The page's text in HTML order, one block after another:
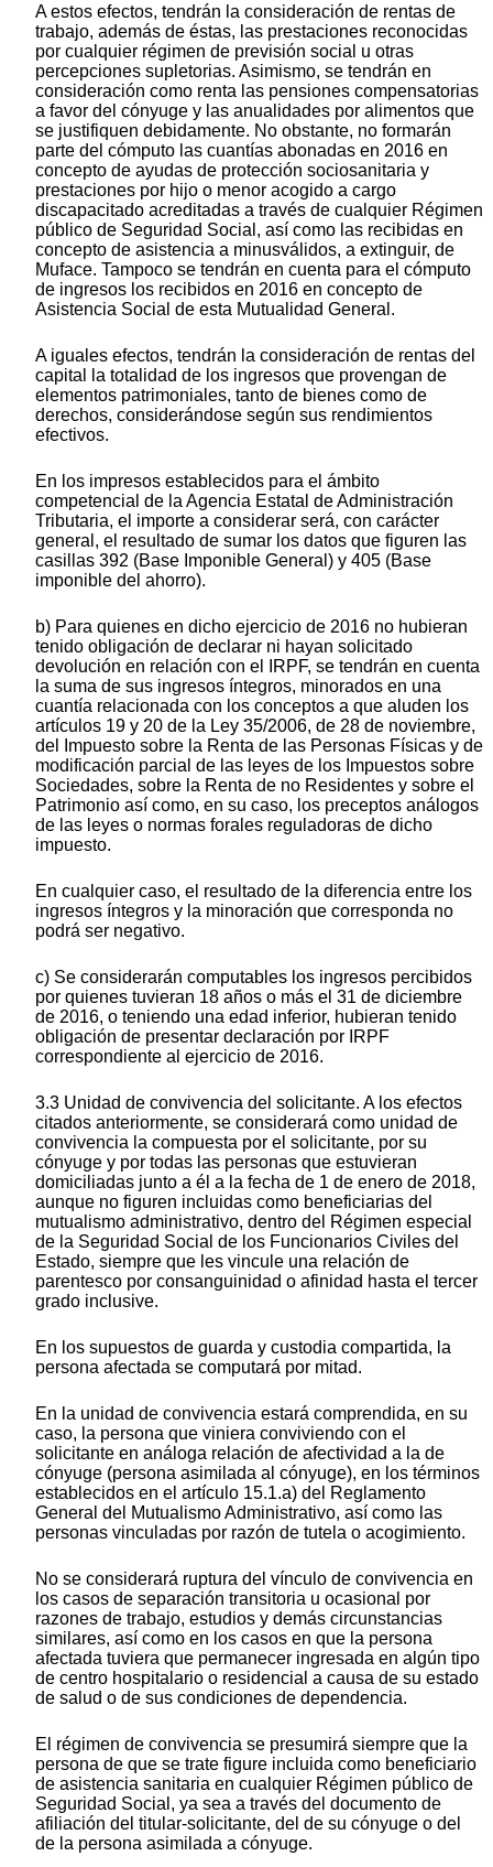
A estos efectos, tendrán la consideración de rentas de
trabajo, además de éstas, las prestaciones reconocidas
por cualquier régimen de previsión social u otras
percepciones supletorias. Asimismo, se tendrán en
consideración como renta las pensiones compensatorias
a favor del cónyuge y las anualidades por alimentos que
se justifiquen debidamente. No obstante, no formarán
parte del cómputo las cuantías abonadas en 2016 en
concepto de ayudas de protección sociosanitaria y
prestaciones por hijo o menor acogido a cargo
discapacitado acreditadas a través de cualquier Régimen
público de Seguridad Social, así como las recibidas en
concepto de asistencia a minusválidos, a extinguir, de
Muface. Tampoco se tendrán en cuenta para el cómputo
de ingresos los recibidos en 2016 en concepto de
Asistencia Social de esta Mutualidad General.
A iguales efectos, tendrán la consideración de rentas del
capital la totalidad de los ingresos que provengan de
elementos patrimoniales, tanto de bienes como de
derechos, considerándose según sus rendimientos
efectivos.
En los impresos establecidos para el ámbito
competencial de la Agencia Estatal de Administración
Tributaria, el importe a considerar será, con carácter
general, el resultado de sumar los datos que figuren las
casillas 392 (Base Imponible General) y 405 (Base
imponible del ahorro).
b) Para quienes en dicho ejercicio de 2016 no hubieran
tenido obligación de declarar ni hayan solicitado
devolución en relación con el IRPF, se tendrán en cuenta
la suma de sus ingresos íntegros, minorados en una
cuantía relacionada con los conceptos a que aluden los
artículos 19 y 20 de la Ley 35/2006, de 28 de noviembre,
del Impuesto sobre la Renta de las Personas Físicas y de
modificación parcial de las leyes de los Impuestos sobre
Sociedades, sobre la Renta de no Residentes y sobre el
Patrimonio así como, en su caso, los preceptos análogos
de las leyes o normas forales reguladoras de dicho
impuesto.
En cualquier caso, el resultado de la diferencia entre los
ingresos íntegros y la minoración que corresponda no
podrá ser negativo.
c) Se considerarán computables los ingresos percibidos
por quienes tuvieran 18 años o más el 31 de diciembre
de 2016, o teniendo una edad inferior, hubieran tenido
obligación de presentar declaración por IRPF
correspondiente al ejercicio de 2016.
3.3 Unidad de convivencia del solicitante. A los efectos
citados anteriormente, se considerará como unidad de
convivencia la compuesta por el solicitante, por su
cónyuge y por todas las personas que estuvieran
domiciliadas junto a él a la fecha de 1 de enero de 2018,
aunque no figuren incluidas como beneficiarias del
mutualismo administrativo, dentro del Régimen especial
de la Seguridad Social de los Funcionarios Civiles del
Estado, siempre que les vincule una relación de
parentesco por consanguinidad o afinidad hasta el tercer
grado inclusive.
En los supuestos de guarda y custodia compartida, la
persona afectada se computará por mitad.
En la unidad de convivencia estará comprendida, en su
caso, la persona que viniera conviviendo con el
solicitante en análoga relación de afectividad a la de
cónyuge (persona asimilada al cónyuge), en los términos
establecidos en el artículo 15.1.a) del Reglamento
General del Mutualismo Administrativo, así como las
personas vinculadas por razón de tutela o acogimiento.
No se considerará ruptura del vínculo de convivencia en
los casos de separación transitoria u ocasional por
razones de trabajo, estudios y demás circunstancias
similares, así como en los casos en que la persona
afectada tuviera que permanecer ingresada en algún tipo
de centro hospitalario o residencial a causa de su estado
de salud o de sus condiciones de dependencia.
El régimen de convivencia se presumirá siempre que la
persona de que se trate figure incluida como beneficiario
de asistencia sanitaria en cualquier Régimen público de
Seguridad Social, ya sea a través del documento de
afiliación del titular-solicitante, del de su cónyuge o del
de la persona asimilada a cónyuge.